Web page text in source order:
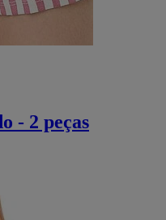
- 2 peças